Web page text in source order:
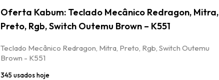
Oferta Kabum: Teclado Mecânico Redragon, Mitra,
Preto, Rgb, Switch Outemu Brown – K551
Teclado Mecânico Redragon, Mitra, Preto, Rgb, Switch Outemu
Brown - K551
345 usados hoje